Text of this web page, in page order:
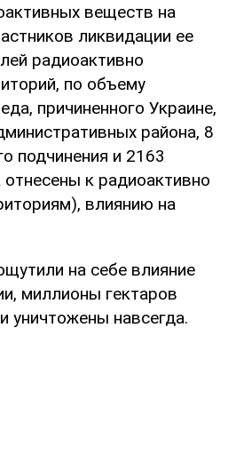
веществ на
ликвидации ее
радиоактивно
по объему
причиненного Украине,
района, 8
подчинения и 2163
отнесены к радиоактивно
влиянию на
на себе влияние
миллионы гектаров
уничтожены навсегда.